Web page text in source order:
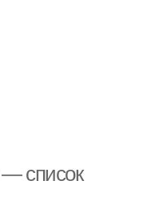
— список